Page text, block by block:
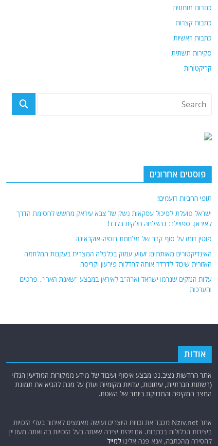
כתבות מומחים
כתבות קצרות
כתבות ראשיות
סקירות תשתית
קריקטורות
פוסטים אחרונים
תופי החביות רועמים!
ישראל פועלת לסיכול עסקאות נשק של צבא עיראק מחשש לחסימת הדרך
לאיראן. ספויילר: בהצלחה חלקית בלבד!
פוטין רומז על סוף קרב של מלחמת רוסיה-אוקראינה
האינדיקטורים מאותתים: זעזוע עמוק בכלכלה המצרית בעקבות המלחמה
האזורית שיכול לדרדר אותה לחדלות פירעון וקריסה
עלות הנזקים שגרמו ישראל וארה"ב לאיראן במבצע "שאגת הארי". פרטים
והערכות
אודות
אתר החדשות נציב.נט מבצע איסוף ועיבוד של מידע ממקורות המודיעין הגלוי
(רשתות חברתיות, עיתונות, עדויות מקומיות ועוד) על מנת להביא את תמונת
המצב המקיפה והמדויקת ביותר של השטח.
אתר Nziv.net מכבד את זכויות היוצרים ועושה מאמצים לאיתור בעלי הזכויות
ביצירות הכלולות בכתבות. אם זיהית יצירה שאתה בעל הזכויות בה ואתה מעוניין
להסירה מהכתבה, אנא פנה אלינולמייל